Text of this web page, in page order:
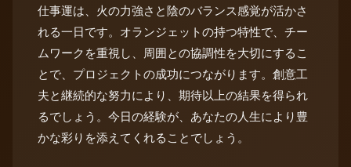
仕事運は、火の力強さと陰のバランス感覚が活かさ
れる一日です。オランジェットの持つ特性で、チー
ムワークを重視し、周囲との協調性を大切にするこ
とで、プロジェクトの成功につながります。創意工
夫と継続的な努力により、期待以上の結果を得られ
るでしょう。今日の経験が、あなたの人生により豊
かな彩りを添えてくれることでしょう。